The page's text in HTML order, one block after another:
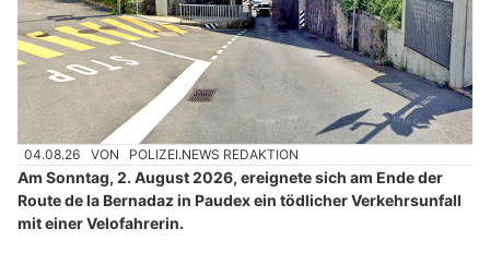
04.08.26 VON POLIZEI.NEWS REDAKTION
Am Sonntag, 2. August 2026, ereignete sich am Ende der
Route de la Bernadaz in Paudex ein tödlicher Verkehrsunfall
mit einer Velofahrerin.